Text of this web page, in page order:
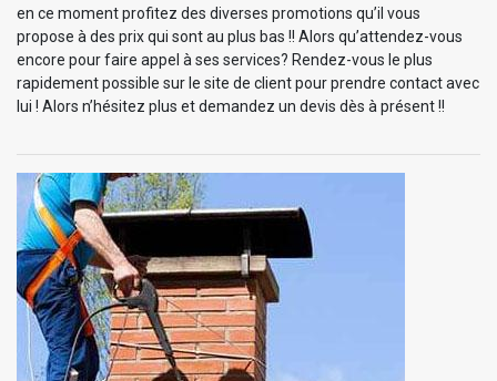
en ce moment profitez des diverses promotions qu’il vous
propose à des prix qui sont au plus bas !! Alors qu’attendez-vous
encore pour faire appel à ses services? Rendez-vous le plus
rapidement possible sur le site de client pour prendre contact avec
lui ! Alors n’hésitez plus et demandez un devis dès à présent !!